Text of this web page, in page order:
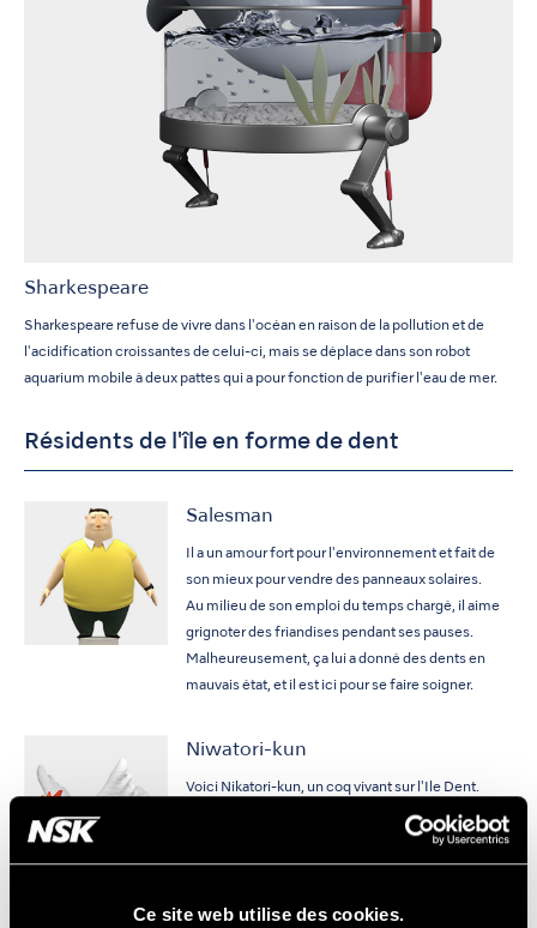
Ce site web utilise des cookies.
Sharkespeare
Sharkespeare refuse de vivre dans l'océan en raison de la pollution et de
l'acidification croissantes de celui-ci, mais se déplace dans son robot
aquarium mobile à deux pattes qui a pour fonction de purifier l'eau de mer.
Résidents de l'île en forme de dent
Salesman
Il a un amour fort pour l'environnement et fait de
son mieux pour vendre des panneaux solaires.
Au milieu de son emploi du temps chargé, il aime
grignoter des friandises pendant ses pauses.
Malheureusement, ça lui a donné des dents en
mauvais état, et il est ici pour se faire soigner.
Niwatori-kun
Voici Nikatori-kun, un coq vivant sur l'Ile Dent.
Les coqs vivant sur cette île ont deux particularités
que n'ont pas les coqs que nous connaissons.
Ils peuvent voler dans le ciel et ont des dents.